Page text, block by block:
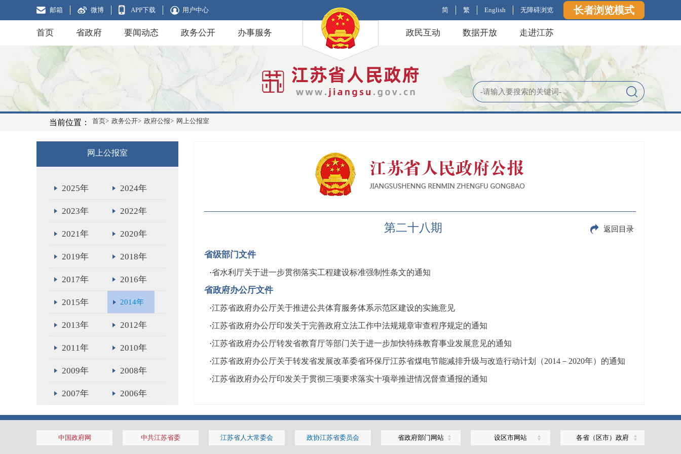
邮箱 微博 APP下载 用户中心 简 繁 English 无障碍浏览 长者浏览模式
首页 省政府 要闻动态 政务公开 办事服务 政民互动 数据开放 走进江苏
当前位置： 首页> 政务公开> 政府公报> 网上公报室
网上公报室
2025年 2024年
2023年 2022年
2021年 2020年
2019年 2018年
2017年 2016年
2015年 2014年
2013年 2012年
2011年 2010年
2009年 2008年
2007年 2006年
2005年 2004年
2003年 2002年
第二十八期 返回目录
省级部门文件
·省水利厅关于进一步贯彻落实工程建设标准强制性条文的通知
省政府办公厅文件
·江苏省政府办公厅关于推进公共体育服务体系示范区建设的实施意见
·江苏省政府办公厅印发关于完善政府立法工作中法规规章审查程序规定的通知
·江苏省政府办公厅转发省教育厅等部门关于进一步加快特殊教育事业发展意见的通知
·江苏省政府办公厅关于转发省发展改革委省环保厅江苏省煤电节能减排升级与改造行动计划（2014－2020年）的通知
·江苏省政府办公厅印发关于贯彻三项要求落实十项举推进情况督查通报的通知
中国政府网 中共江苏省委 江苏省人大常委会 政协江苏省委员会 省政府部门网站 设区市网站 各省（区市）政府